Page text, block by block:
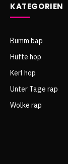
KATEGORIEN
Bumm bap
Hüfte hop
Kerl hop
Unter Tage rap
Wolke rap